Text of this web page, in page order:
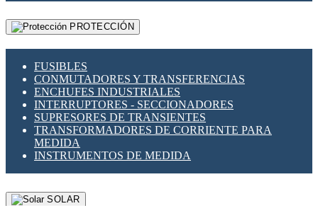
PROTECCIÓN
FUSIBLES
CONMUTADORES Y TRANSFERENCIAS
ENCHUFES INDUSTRIALES
INTERRUPTORES - SECCIONADORES
SUPRESORES DE TRANSIENTES
TRANSFORMADORES DE CORRIENTE PARA
MEDIDA
INSTRUMENTOS DE MEDIDA
SOLAR